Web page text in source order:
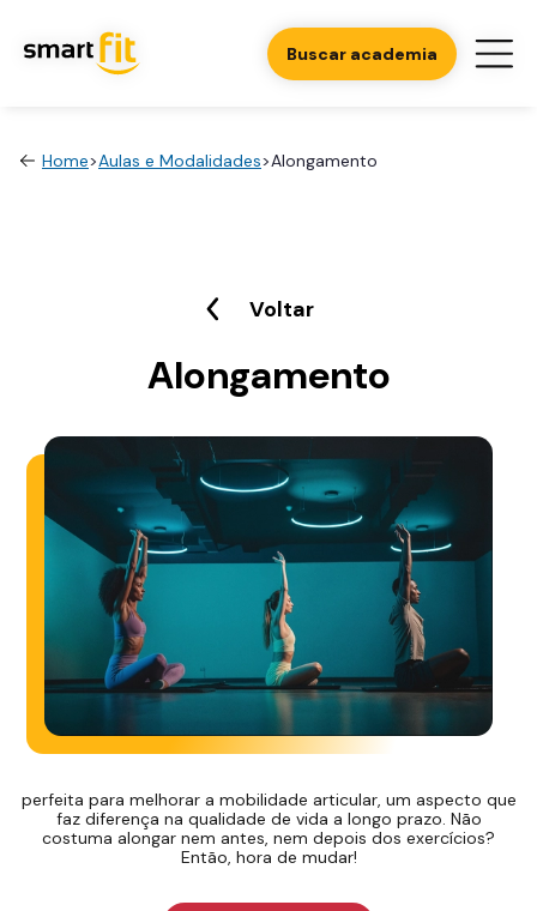
Buscar academia
Home>Aulas e Modalidades>Alongamento
Voltar
Alongamento
perfeita para melhorar a mobilidade articular, um aspecto que
faz diferença na qualidade de vida a longo prazo. Não
costuma alongar nem antes, nem depois dos exercícios?
Então, hora de mudar!